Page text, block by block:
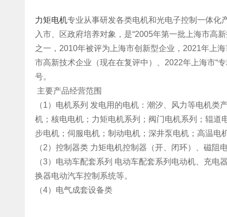
力矩电机专业从事研发各类电机和光电子控制一体化
入市、区政府培养对象，是“2005年第一批上海市高
之一，2010年被评为上海市创新型企业，2021年上
市高新技术企业（现在在复评中）、2022年上海市“
号。
主要产品经营范围
（1）电机系列 发电用的电机：潮汐、风力等电机
机；核电电机；力矩电机系列；阀门电机系列；辊
步电机；伺服电机；制动电机；深井泵电机；高温
（2）控制器类 力矩电机控制器（开、闭环）、磁阻
（3）电动车配套系列 电动车配套系列电动机、充
换器电动汽车控制系统等。
（4）电气成套设备类